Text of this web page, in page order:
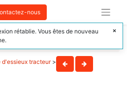
nous
d'essieux tracteur>
rétablie. Vous êtes de nouveau